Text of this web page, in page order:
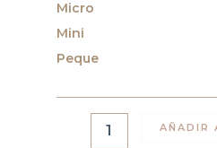
Micro
Mini
Peque
AÑADIR